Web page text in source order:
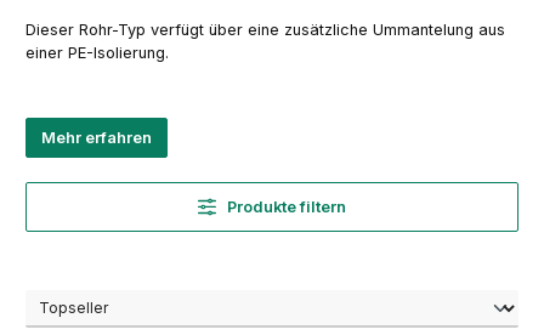
Dieser Rohr-Typ verfügt über eine zusätzliche Ummantelung aus
einer PE-Isolierung.
Mehr erfahren
Produkte filtern